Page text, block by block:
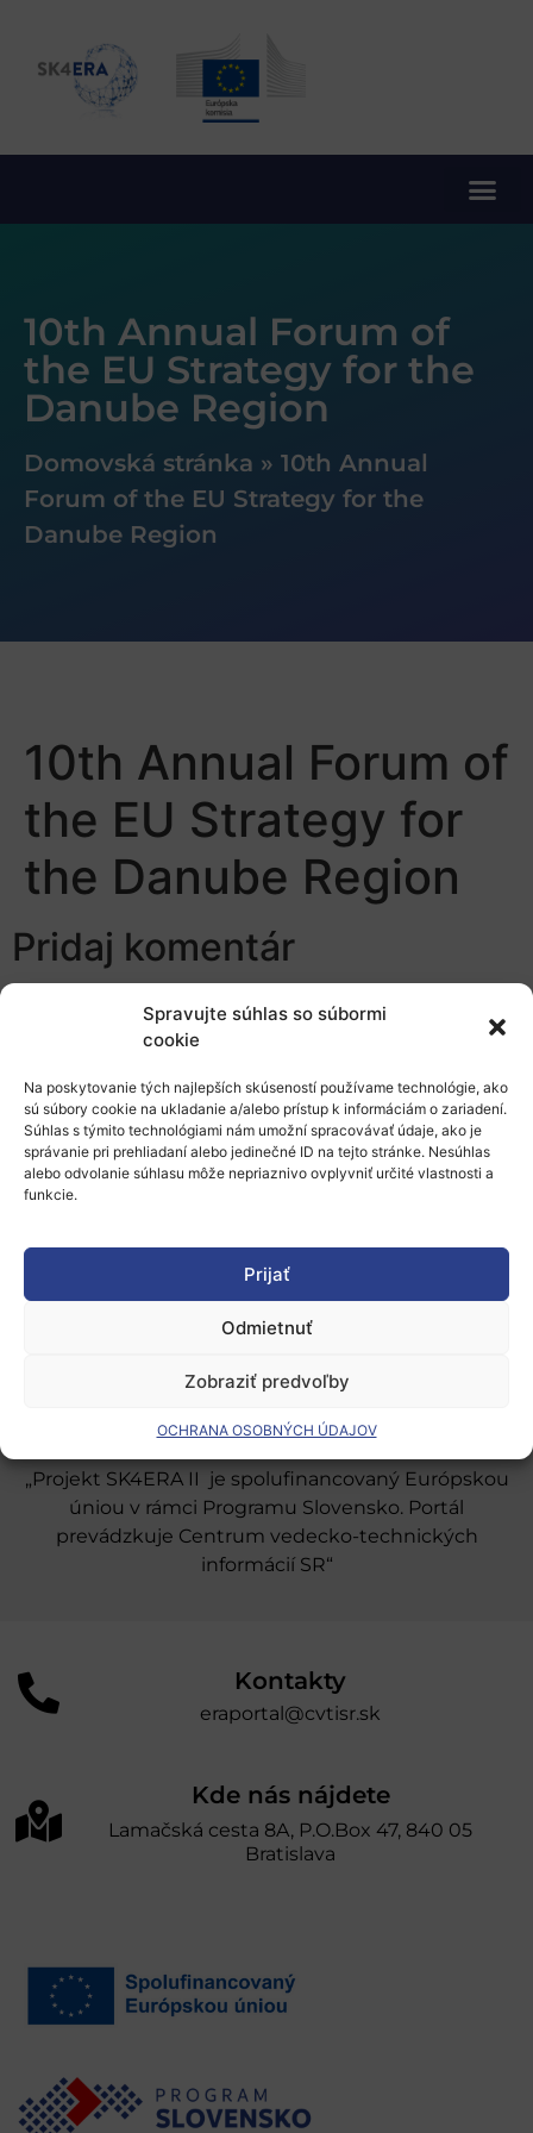
Spravujte súhlas so súbormi
cookie
Na poskytovanie tých najlepších skúseností používame technológie, ako
sú súbory cookie na ukladanie a/alebo prístup k informáciám o zariadení.
Súhlas s týmito technológiami nám umožní spracovávať údaje, ako je
správanie pri prehliadaní alebo jedinečné ID na tejto stránke. Nesúhlas
alebo odvolanie súhlasu môže nepriaznivo ovplyvniť určité vlastnosti a
funkcie.
Prijať
Odmietnuť
Zobraziť predvoľby
OCHRANA OSOBNÝCH ÚDAJOV
10th Annual Forum of
the EU Strategy for the
Danube Region
Domovská stránka » 10th Annual
Forum of the EU Strategy for the
Danube Region
10th Annual Forum of
the EU Strategy for
the Danube Region
Pridaj komentár
Prepáčte, ale pred zanechaním komentára sa musíte
Podporné schémy a služby
Odber noviniek
„Projekt SK4ERA II je spolufinancovaný Európskou
úniou v rámci Programu Slovensko. Portál
prevádzkuje Centrum vedecko-technických
informácií SR“
Kontakty
eraportal@cvtisr.sk
Kde nás nájdete
Lamačská cesta 8A, P.O.Box 47, 840 05
Bratislava